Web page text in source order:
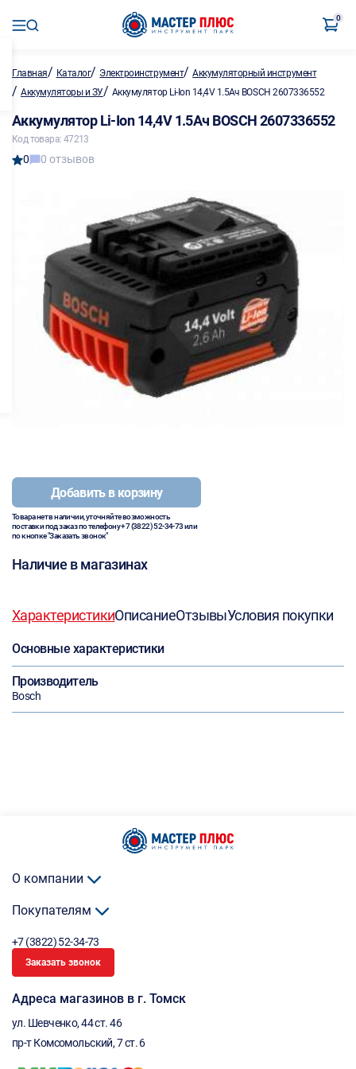
0
Главная/ Каталог/ Электроинструмент/Аккумуляторный инструмент
/ Аккумуляторы и ЗУ/ Аккумулятор Li-Ion 14,4V 1.5Ач BOSCH 2607336552
Аккумулятор Li-Ion 14,4V 1.5Ач BOSCH 2607336552
Код товара: 47213
0 0 отзывов
Добавить в корзину
Товара нет в наличии, уточняйте возможность
поставки под заказ по телефону+7 (3822) 52-34-73или
по кнопке "Заказать звонок"
Наличие в магазинах
ХарактеристикиОписаниеОтзывыУсловия покупки
Основные характеристики
Производитель
Bosch
О компании
Покупателям
+7 (3822) 52-34-73
Заказать звонок
Адреса магазинов в г. Томск
ул. Шевченко, 44 ст. 46
пр-т Комсомольский, 7 ст. 6